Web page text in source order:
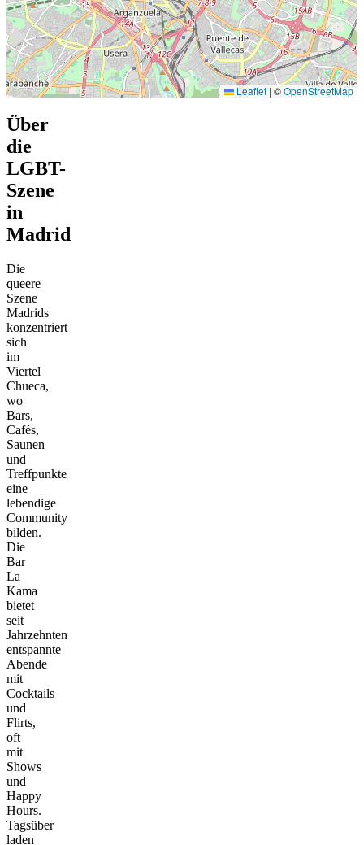
Leaflet | ©OpenStreetMap
Über
die
LGBT-
Szene
in
Madrid
Die
queere
Szene
Madrids
konzentriert
sich
im
Viertel
Chueca,
wo
Bars,
Cafés,
Saunen
und
Treffpunkte
eine
lebendige
Community
bilden.
Die
Bar
La
Kama
bietet
seit
Jahrzehnten
entspannte
Abende
mit
Cocktails
und
Flirts,
oft
mit
Shows
und
Happy
Hours.
Tagsüber
laden